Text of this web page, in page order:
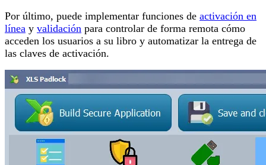
Por último, puede implementar funciones de activación en
línea y validación para controlar de forma remota cómo
acceden los usuarios a su libro y automatizar la entrega de
las claves de activación.